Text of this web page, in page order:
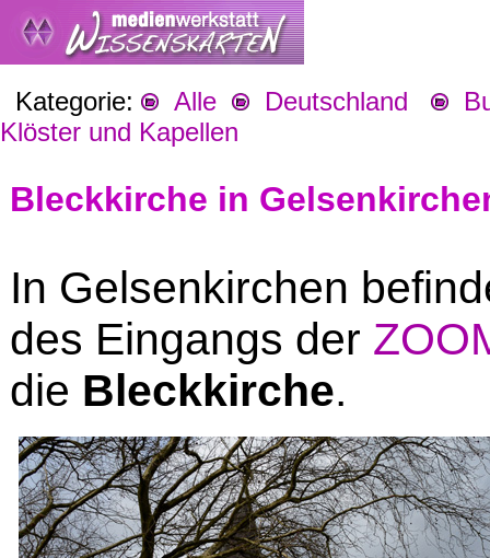
Kategorie: Alle Deutschland
Klöster und Kapellen
Bleckkirche in
In Gelsenkirchen
des Eingangs der
die Bleckkirche.